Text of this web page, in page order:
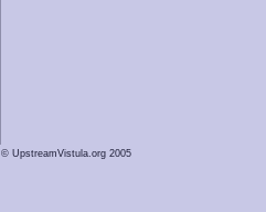
© UpstreamVistula.org 2005